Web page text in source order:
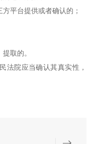
平台提供或者确认的；
取的。
法院应当确认其真实性，